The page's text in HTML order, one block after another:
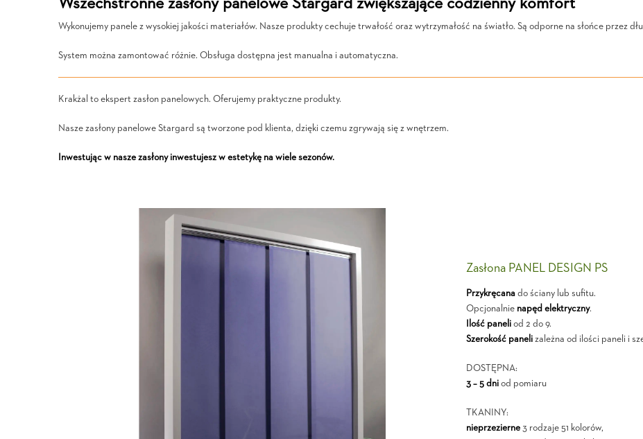
Wszechstronne zasłony panelowe Stargard zwiększające codzienny komfort
Wykonujemy panele z wysokiej jakości materiałów. Nasze produkty cechuje trwałość oraz wytrzymałość na światło. Są odporne na słońce przez
System można zamontować różnie. Obsługa dostępna jest manualna i automatyczna.
Krakżal to ekspert zasłon panelowych. Oferujemy praktyczne produkty.
Nasze zasłony panelowe Stargard są tworzone pod klienta, dzięki czemu zgrywają się z wnętrzem.
Inwestując w nasze zasłony inwestujesz w estetykę na wiele sezonów.
Zasłona PANEL DESIGN PS
Przykręcanado ściany lub sufitu.
Opcjonalnie napęd elektryczny.
Ilość paneliod 2 do 9.
Szerokość panelizależna od ilości paneli i
DOSTĘPNA:
3 – 5 dniod pomiaru
TKANINY:
nieprzezierne3 rodzaje 51 kolorów,